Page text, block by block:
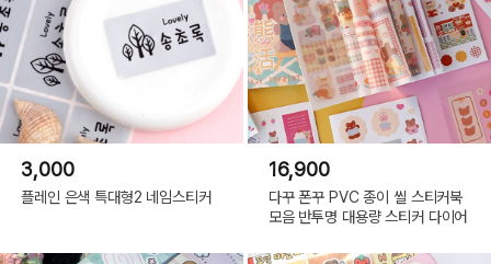
3,000
플레인 은색 특대형2 네임스티커
16,900
다꾸 폰꾸 PVC 종이 씰 스티커북
모음 반투명 대용량 스티커 다이어